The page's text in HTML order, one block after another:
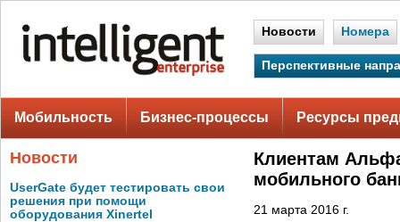
Новости Номера
Перспективные
Мобильность Бизнес-процессы Ресурсы
Новости
UserGate будет тестировать свои
решения при помощи
оборудования Xinertel
Клиентам
мобильного
21 марта 2016 г.